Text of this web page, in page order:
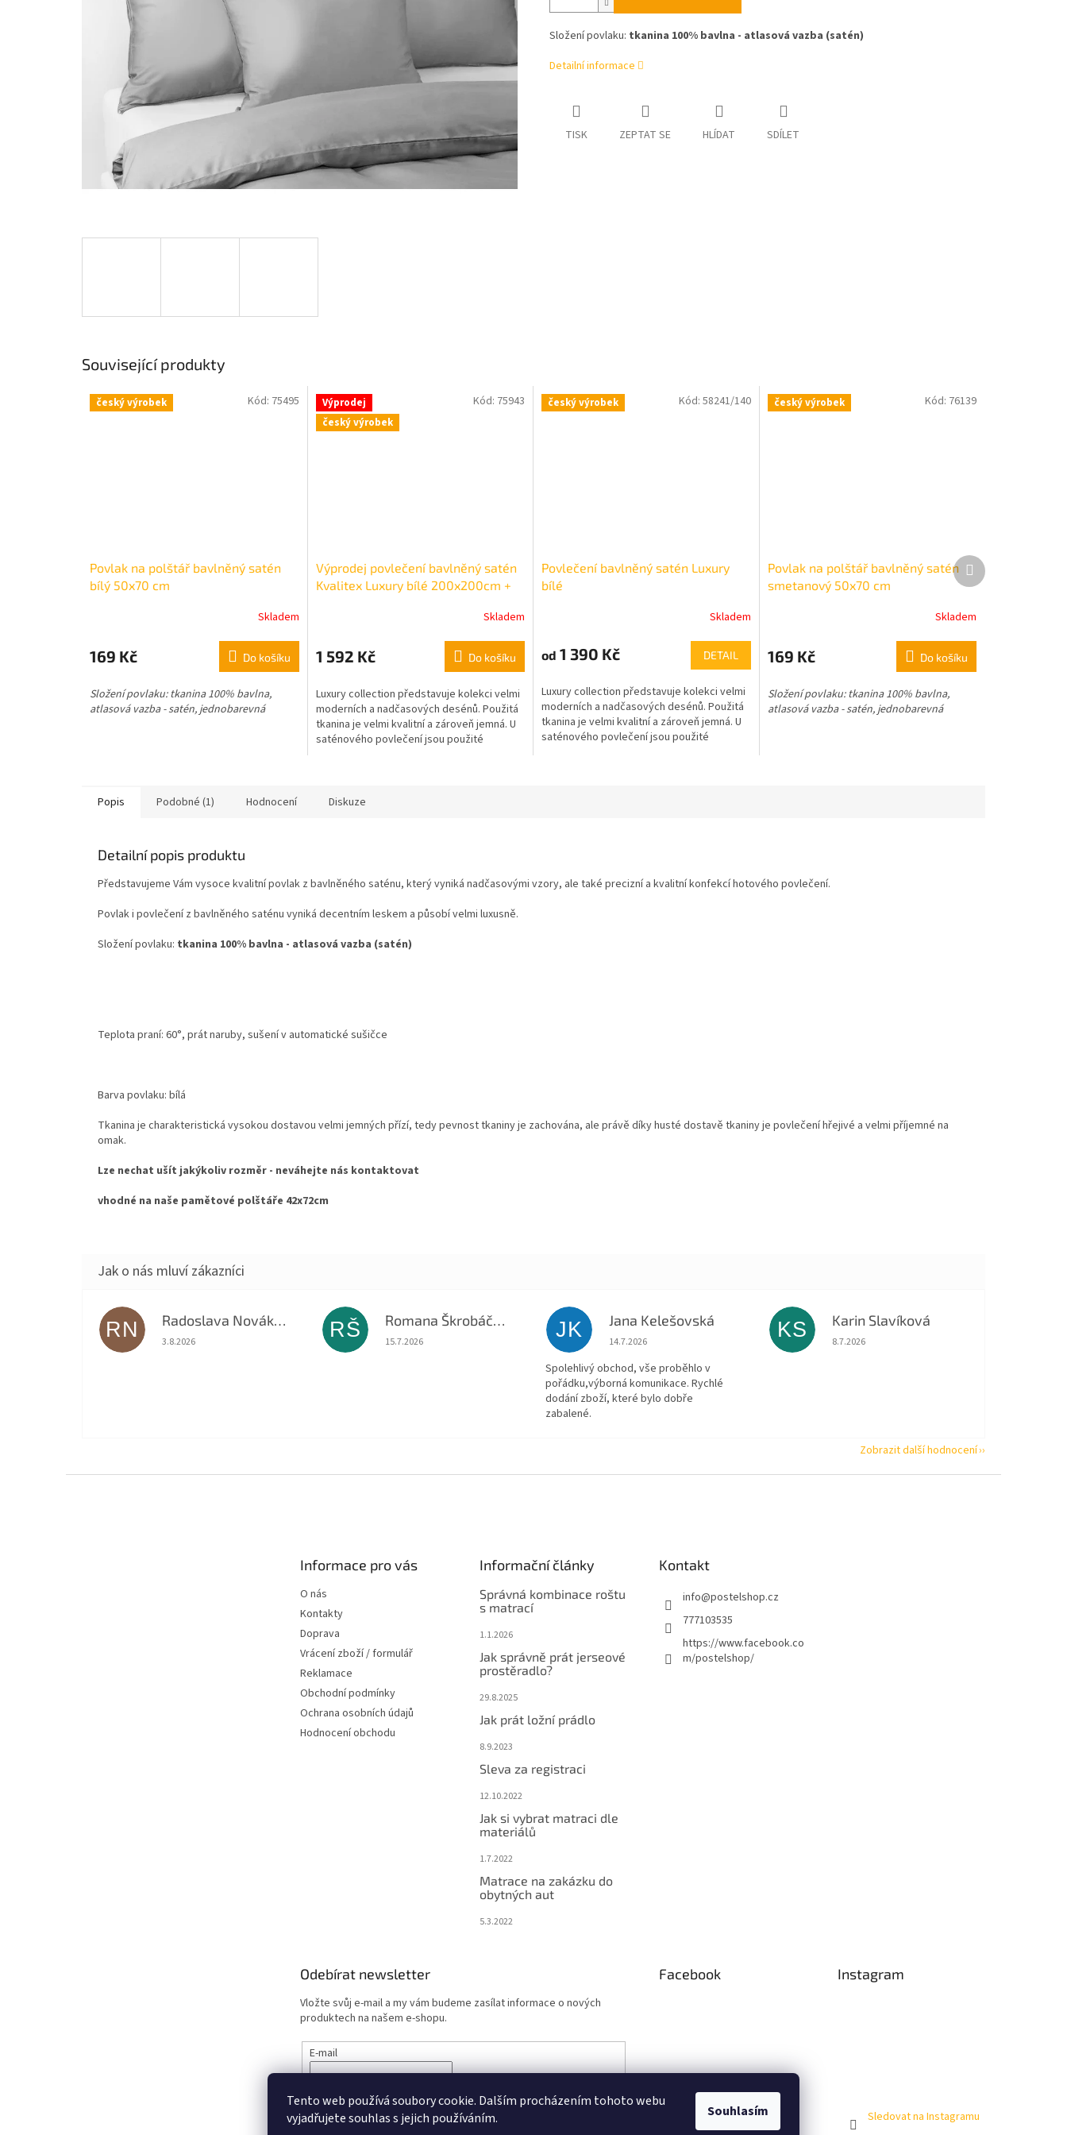
Tento web používá soubory cookie. Dalším procházením tohoto webu
vyjadřujete souhlas s jejich používáním.
Souhlasím
Složení povlaku: tkanina 100% bavlna - atlasová vazba (satén)
Detailní informace
TISK ZEPTAT SE HLÍDAT SDÍLET
Související produkty
český výrobek
Povlak na polštář bavlněný satén
bílý 50x70 cm
Skladem
169 Kč Do košíku
Složení povlaku: tkanina 100% bavlna,
atlasová vazba - satén, jednobarevná
Kód: 75495
Výprodej
český výrobek
Výprodej povlečení bavlněný satén
Kvalitex Luxury bílé 200x200cm +
Skladem
1 592 Kč Do košíku
Luxury collection představuje kolekci velmi
moderních a nadčasových desénů. Použitá
tkanina je velmi kvalitní a zároveň jemná. U
saténového povlečení jsou použité
Kód: 75943 český výrobek
Povlečení bavlněný satén Luxury
bílé
Skladem
od 1 390 Kč DETAIL
Luxury collection představuje kolekci velmi
moderních a nadčasových desénů. Použitá
tkanina je velmi kvalitní a zároveň jemná. U
saténového povlečení jsou použité
Kód: 58241/140 český výrobek
Povlak na polštář bavlněný satén
smetanový 50x70 cm
Skladem
169 Kč Do košíku
Složení povlaku: tkanina 100% bavlna,
atlasová vazba - satén, jednobarevná
Kód: 76139
Další
produkt
Popis Podobné (1) Hodnocení Diskuze
Detailní popis produktu
Představujeme Vám vysoce kvalitní povlak z bavlněného saténu, který vyniká nadčasovými vzory, ale také precizní a kvalitní konfekcí hotového povlečení.
Povlak i povlečení z bavlněného saténu vyniká decentním leskem a působí velmi luxusně.
Složení povlaku: tkanina 100% bavlna - atlasová vazba (satén)
Teplota praní: 60°, prát naruby, sušení v automatické sušičce
Barva povlaku: bílá
Tkanina je charakteristická vysokou dostavou velmi jemných přízí, tedy pevnost tkaniny je zachována, ale právě díky husté dostavě tkaniny je povlečení hřejivé a velmi příjemné na
omak.
Lze nechat ušít jakýkoliv rozměr - neváhejte nás kontaktovat
vhodné na naše pamětové polštáře 42x72cm
RN Radoslava Nováková
Hodnocení obchodu je 5 z 5 hvězdiček.
3.8.2026
RŠ Romana Škrobáčková
Hodnocení obchodu je 5 z 5 hvězdiček.
15.7.2026
JK Jana Kelešovská
Hodnocení obchodu je 5 z 5 hvězdiček.
14.7.2026
Spolehlivý obchod, vše proběhlo v
pořádku,výborná komunikace. Rychlé
dodání zboží, které bylo dobře
zabalené.
KS Karin Slavíková
Hodnocení obchodu je 5 z 5 hvězdiček.
8.7.2026
Zobrazit další hodnocení
Informace pro vás
O nás
Kontakty
Doprava
Vrácení zboží / formulář
Reklamace
Obchodní podmínky
Ochrana osobních údajů
Hodnocení obchodu
Informační články
Správná kombinace roštu
s matrací
1.1.2026
Jak správně prát jerseové
prostěradlo?
29.8.2025
Jak prát ložní prádlo
8.9.2023
Sleva za registraci
12.10.2022
Jak si vybrat matraci dle
materiálů
1.7.2022
Matrace na zakázku do
obytných aut
5.3.2022
Kontakt
info@postelshop.cz
777103535
https://www.facebook.co
m/postelshop/
Odebírat newsletter
Vložte svůj e-mail a my vám budeme zasílat informace o nových
produktech na našem e-shopu.
E-mail
PŘIHLÁSIT SE
Facebook Instagram
Sledovat na Instagramu